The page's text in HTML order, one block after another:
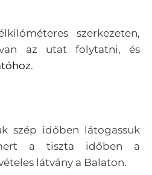
szerkezeten,
az utat folytatni, és
.
szép időben látogassuk
a tiszta időben a
látvány a Balaton.